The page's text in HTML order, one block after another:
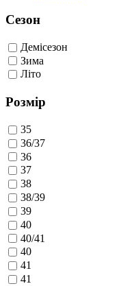
Сезон
Демісезон
Зима
Літо
Розмір
35
36/37
36
37
38
38/39
39
40
40/41
40
41
41